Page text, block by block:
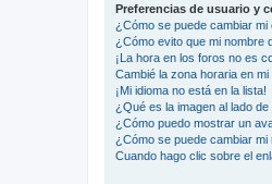
Preferencias de usuario y
¿Cómo se puede cambiar mi
¿Cómo evito que mi nombre
¡La hora en los foros no es
Cambié la zona horaria en
¡Mi idioma no está en la lista!
¿Qué es la imagen al lado
¿Cómo puedo mostrar un
¿Cómo se puede cambiar mi
Cuando hago clic sobre el